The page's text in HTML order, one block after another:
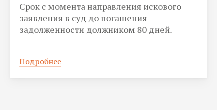
Срок с момента направления искового
заявления в суд до погашения
задолженности должником 80 дней.
Подробнее